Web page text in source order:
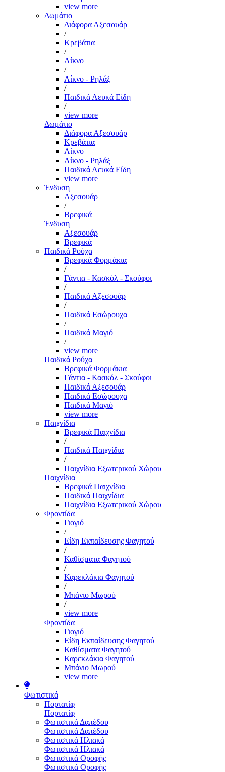
view more
Δωμάτιο
Διάφορα Αξεσουάρ
/
Κρεβάτια
/
Λίκνο
/
Λίκνο - Ρηλάξ
/
Παιδικά Λευκά Είδη
/
view more
Δωμάτιο
Διάφορα Αξεσουάρ
Κρεβάτια
Λίκνο
Λίκνο - Ρηλάξ
Παιδικά Λευκά Είδη
view more
Ένδυση
Αξεσουάρ
/
Βρεφικά
Ένδυση
Αξεσουάρ
Βρεφικά
Παιδικά Ρούχα
Βρεφικά Φορμάκια
/
Γάντια - Κασκόλ - Σκούφοι
/
Παιδικά Αξεσουάρ
/
Παιδικά Εσώρουχα
/
Παιδικά Μαγιό
/
view more
Παιδικά Ρούχα
Βρεφικά Φορμάκια
Γάντια - Κασκόλ - Σκούφοι
Παιδικά Αξεσουάρ
Παιδικά Εσώρουχα
Παιδικά Μαγιό
view more
Παιχνίδια
Βρεφικά Παιχνίδια
/
Παιδικά Παιχνίδια
/
Παιχνίδια Εξωτερικού Χώρου
Παιχνίδια
Βρεφικά Παιχνίδια
Παιδικά Παιχνίδια
Παιχνίδια Εξωτερικού Χώρου
Φροντίδα
Γιογιό
/
Είδη Εκπαίδευσης Φαγητού
/
Καθίσματα Φαγητού
/
Καρεκλάκια Φαγητού
/
Μπάνιο Μωρού
/
view more
Φροντίδα
Γιογιό
Είδη Εκπαίδευσης Φαγητού
Καθίσματα Φαγητού
Καρεκλάκια Φαγητού
Μπάνιο Μωρού
view more
Φωτιστικά
Πορτατίφ
Πορτατίφ
Φωτιστικά Δαπέδου
Φωτιστικά Δαπέδου
Φωτιστικά Ηλιακά
Φωτιστικά Ηλιακά
Φωτιστικά Οροφής
Φωτιστικά Οροφής